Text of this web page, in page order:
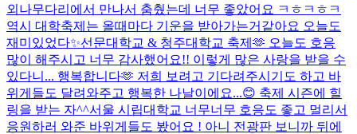
외나무다리에서 만나서 춤췄는데 너무 좋았어요 ㅋㅎㅋㅎㅋ
역시 대학축제는 올때마다 기운을 받아가는거같아요 오늘도
재미있었다✨선문대학교 & 청주대학교 축제🫶 오늘도 호응
많이 해주시고 너무 감사했어요!! 이렇게 많은 사랑을 받을 수
있다니... 행복합니다🫶 저희 보려고 기다려주시기도 하고 바
위게들도 달려와주고 행복한 나날이에요...😊 축제 시즌에 힐
링을 받는 자^^서울 시립대학교 너무너무 호응도 좋고 멀리서
응원하러 와준 바위게들도 봤어요 ! 아니 전광판 보니까 뒤에